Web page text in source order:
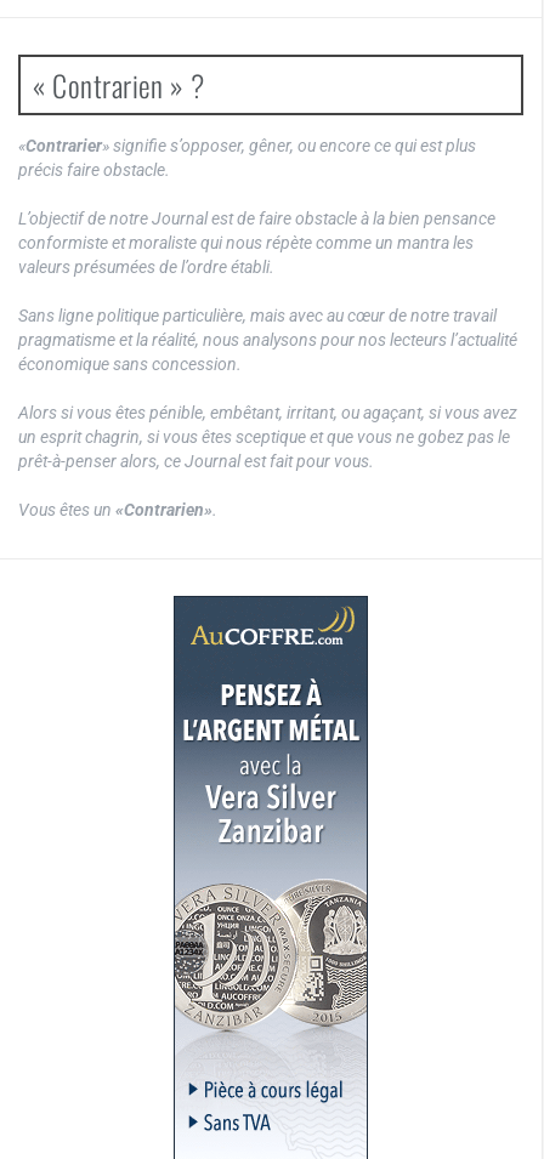
« Contrarien » ?
«Contrarier» signifie s’opposer, gêner, ou encore ce qui est plus
précis faire obstacle.
L’objectif de notre Journal est de faire obstacle à la bien pensance
conformiste et moraliste qui nous répète comme un mantra les
valeurs présumées de l’ordre établi.
Sans ligne politique particulière, mais avec au cœur de notre travail
pragmatisme et la réalité, nous analysons pour nos lecteurs l’actualité
économique sans concession.
Alors si vous êtes pénible, embêtant, irritant, ou agaçant, si vous avez
un esprit chagrin, si vous êtes sceptique et que vous ne gobez pas le
prêt-à-penser alors, ce Journal est fait pour vous.
Vous êtes un «Contrarien».